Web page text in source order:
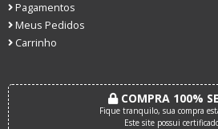
Pagamentos
Meus Pedidos
Carrinho
COMPRA 100%
Fique tranquilo, sua compra
Este site possui